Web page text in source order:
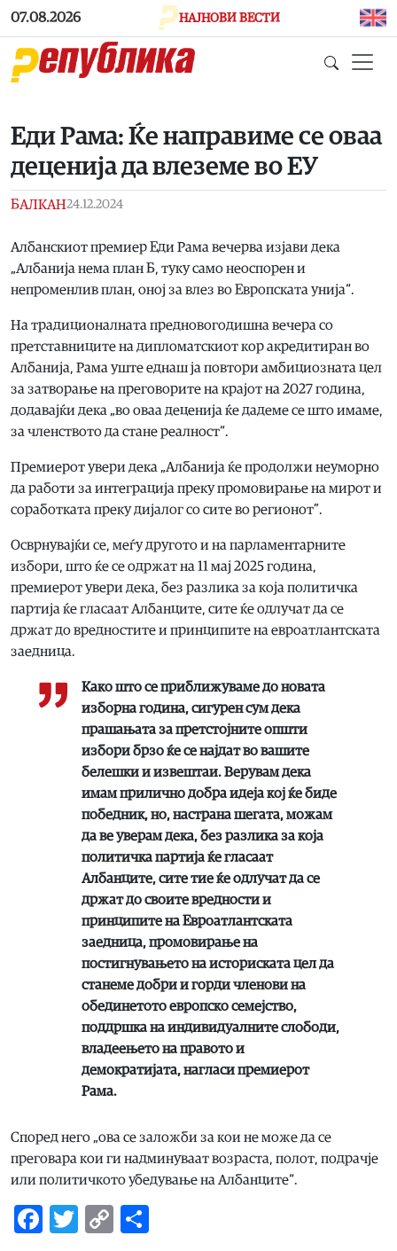
Skip to main content
07.08.2026 НАЈНОВИ ВЕСТИ
Еди Рама: Ќе направиме се оваа
деценија да влеземе во ЕУ
БАЛКАН24.12.2024
Албанскиот премиер Еди Рама вечерва изјави дека
„Албанија нема план Б, туку само неоспорен и
непроменлив план, оној за влез во Европската унија“.
На традиционалната предновогодишна вечера со
претставниците на дипломатскиот кор акредитиран во
Албанија, Рама уште еднаш ја повтори амбициозната цел
за затворање на преговорите на крајот на 2027 година,
додавајќи дека „во оваа деценија ќе дадеме се што имаме,
за членството да стане реалност“.
Премиерот увери дека „Албанија ќе продолжи неуморно
да работи за интеграција преку промовирање на мирот и
соработката преку дијалог со сите во регионот”.
Осврнувајќи се, меѓу другото и на парламентарните
избори, што ќе се одржат на 11 мај 2025 година,
премиерот увери дека, без разлика за која политичка
партија ќе гласаат Албанците, сите ќе одлучат да се
држат до вредностите и принципите на евроатлантската
заедница.
Како што се приближуваме до новата
изборна година, сигурен сум дека
прашањата за претстојните општи
избори брзо ќе се најдат во вашите
белешки и извештаи. Верувам дека
имам прилично добра идеја кој ќе биде
победник, но, настрана шегата, можам
да ве уверам дека, без разлика за која
политичка партија ќе гласаат
Албанците, сите тие ќе одлучат да се
држат до своите вредности и
принципите на Евроатлантската
заедница, промовирање на
постигнувањето на историската цел да
станеме добри и горди членови на
обединетото европско семејство,
поддршка на индивидуалните слободи,
владеењето на правото и
демократијата,нагласи премиерот
Рама.
Според него „ова се заложби за кои не може да се
преговара кои ги надминуваат возраста, полот, подрачје
или политичкото убедување на Албанците“.
Facebook
Twitter
Copy